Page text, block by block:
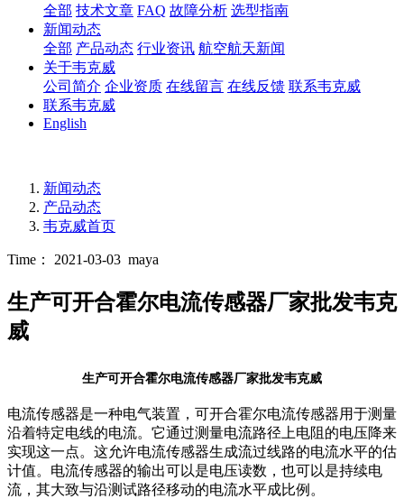
全部 技术文章 FAQ 故障分析 选型指南
新闻动态
全部 产品动态 行业资讯 航空航天新闻
关于韦克威
公司简介 企业资质 在线留言 在线反馈 联系韦克威
联系韦克威
English
新闻动态
产品动态
韦克威首页
Time： 2021-03-03 maya
生产可开合霍尔电流传感器厂家批发韦克
威
生产可开合霍尔电流传感器厂家批发韦克威
电流传感器是一种电气装置，可开合霍尔电流传感器用于测量
沿着特定电线的电流。它通过测量电流路径上电阻的电压降来
实现这一点。这允许电流传感器生成流过线路的电流水平的估
计值。电流传感器的输出可以是电压读数，也可以是持续电
流，其大致与沿测试路径移动的电流水平成比例。